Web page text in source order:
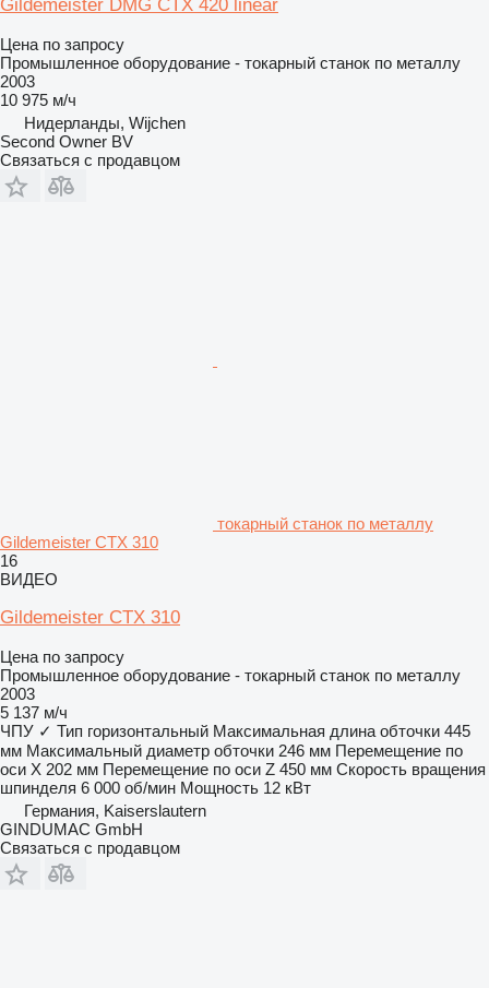
Gildemeister DMG CTX 420 linear
Цена по запросу
Промышленное оборудование - токарный станок по металлу
2003
10 975 м/ч
Нидерланды, Wijchen
Second Owner BV
Связаться с продавцом
токарный станок по металлу
Gildemeister CTX 310
16
ВИДЕО
Gildemeister CTX 310
Цена по запросу
Промышленное оборудование - токарный станок по металлу
2003
5 137 м/ч
ЧПУ ✓ Тип горизонтальный Максимальная длина обточки 445
мм Максимальный диаметр обточки 246 мм Перемещение по
оси X 202 мм Перемещение по оси Z 450 мм Скорость вращения
шпинделя 6 000 об/мин Мощность 12 кВт
Германия, Kaiserslautern
GINDUMAC GmbH
Связаться с продавцом